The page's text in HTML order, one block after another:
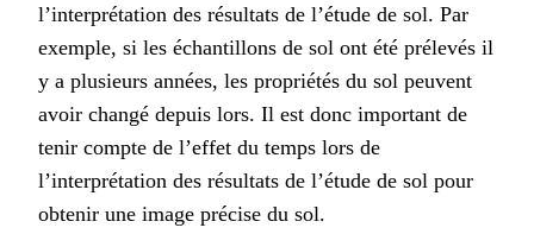
l’interprétation des résultats de l’étude de sol. Par
exemple, si les échantillons de sol ont été prélevés il
y a plusieurs années, les propriétés du sol peuvent
avoir changé depuis lors. Il est donc important de
tenir compte de l’effet du temps lors de
l’interprétation des résultats de l’étude de sol pour
obtenir une image précise du sol.